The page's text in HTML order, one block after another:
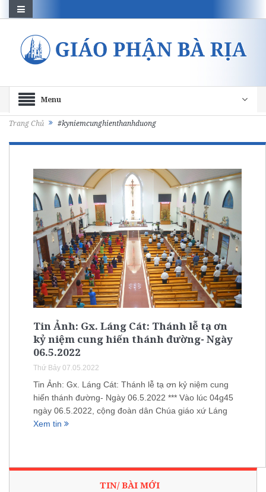
Menu
Trang Chủ #kyniemcunghienthanhduong
Tin Ảnh: Gx. Láng Cát: Thánh lễ tạ ơn
kỷ niệm cung hiến thánh đường- Ngày
06.5.2022
Thứ Bảy 07.05.2022
Tin Ảnh: Gx. Láng Cát: Thánh lễ tạ ơn kỷ niệm cung
hiến thánh đường- Ngày 06.5.2022 *** Vào lúc 04g45
ngày 06.5.2022, cộng đoàn dân Chúa giáo xứ Láng
Xem tin
TIN/ BÀI MỚI